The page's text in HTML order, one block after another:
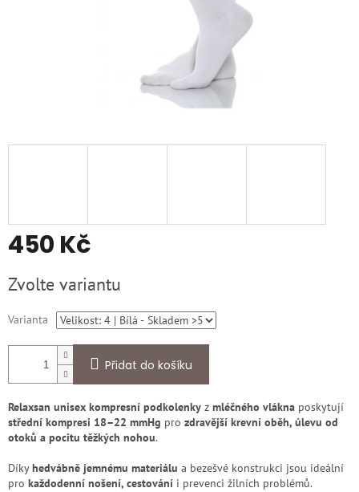
450 Kč
cena:
Zvolte variantu
Varianta
Přidat do košíku
Relaxsan unisex kompresní podkolenky z mléčného vlákna poskytují
střední kompresi 18–22 mmHg pro zdravější krevní oběh, úlevu od
otoků a pocitu těžkých nohou.
Díkyhedvábně jemnému materiálu a bezešvé konstrukci jsou ideální
pro každodenní nošení, cestování i prevenci žilních problémů.